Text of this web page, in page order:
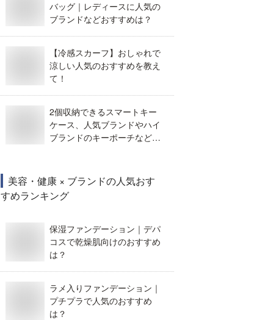
バッグ｜レディースに人気の
ブランドなどおすすめは？
【冷感スカーフ】おしゃれで
涼しい人気のおすすめを教え
て！
2個収納できるスマートキー
ケース、人気ブランドやハイ
ブランドのキーポーチなどお
美容・健康 × ブランドの人気おす
すめランキング
保湿ファンデーション｜デパ
コスで乾燥肌向けのおすすめ
は？
ラメ入りファンデーション｜
プチプラで人気のおすすめ
は？